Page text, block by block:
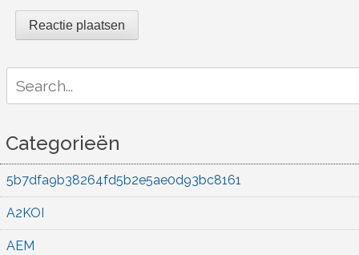
for:
Categorieën
5b7dfa9b38264fd5b2e5ae0d93bc8161
A2KOI
AEM